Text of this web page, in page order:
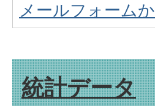
メールフォーム
統計データ